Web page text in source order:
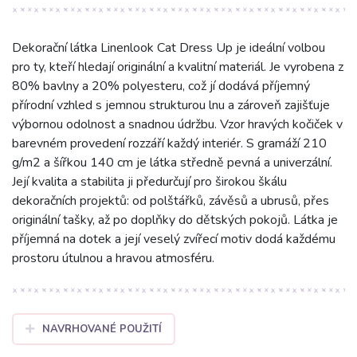
Dekorační látka Linenlook Cat Dress Up je ideální volbou
pro ty, kteří hledají originální a kvalitní materiál. Je vyrobena z
80% bavlny a 20% polyesteru, což jí dodává příjemný
přírodní vzhled s jemnou strukturou lnu a zároveň zajišťuje
výbornou odolnost a snadnou údržbu. Vzor hravých kočiček v
barevném provedení rozzáří každý interiér. S gramáží 210
g/m2 a šířkou 140 cm je látka středně pevná a univerzální.
Její kvalita a stabilita ji předurčují pro širokou škálu
dekoračních projektů: od polštářků, závěsů a ubrusů, přes
originální tašky, až po doplňky do dětských pokojů. Látka je
příjemná na dotek a její veselý zvířecí motiv dodá každému
prostoru útulnou a hravou atmosféru.
NAVRHOVANÉ POUŽITÍ